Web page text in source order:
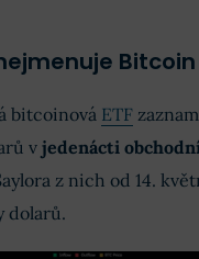
Bitcoin
bitcoinová ETF
vjedenácti
z nich od 14.
dolarů.